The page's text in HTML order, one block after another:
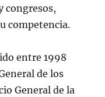
congresos,
competencia.
entre 1998
de los
General de la